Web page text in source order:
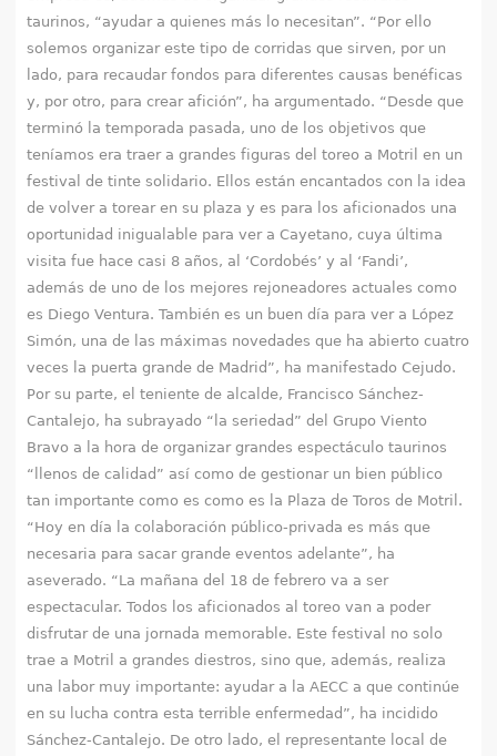
taurinos, “ayudar a quienes más lo necesitan”. “Por ello
solemos organizar este tipo de corridas que sirven, por un
lado, para recaudar fondos para diferentes causas benéficas
y, por otro, para crear afición”, ha argumentado. “Desde que
terminó la temporada pasada, uno de los objetivos que
teníamos era traer a grandes figuras del toreo a Motril en un
festival de tinte solidario. Ellos están encantados con la idea
de volver a torear en su plaza y es para los aficionados una
oportunidad inigualable para ver a Cayetano, cuya última
visita fue hace casi 8 años, al ‘Cordobés’ y al ‘Fandi’,
además de uno de los mejores rejoneadores actuales como
es Diego Ventura. También es un buen día para ver a López
Simón, una de las máximas novedades que ha abierto cuatro
veces la puerta grande de Madrid”, ha manifestado Cejudo.
Por su parte, el teniente de alcalde, Francisco Sánchez-
Cantalejo, ha subrayado “la seriedad” del Grupo Viento
Bravo a la hora de organizar grandes espectáculo taurinos
“llenos de calidad” así como de gestionar un bien público
tan importante como es como es la Plaza de Toros de Motril.
“Hoy en día la colaboración público-privada es más que
necesaria para sacar grande eventos adelante”, ha
aseverado. “La mañana del 18 de febrero va a ser
espectacular. Todos los aficionados al toreo van a poder
disfrutar de una jornada memorable. Este festival no solo
trae a Motril a grandes diestros, sino que, además, realiza
una labor muy importante: ayudar a la AECC a que continúe
en su lucha contra esta terrible enfermedad”, ha incidido
Sánchez-Cantalejo. De otro lado, el representante local de